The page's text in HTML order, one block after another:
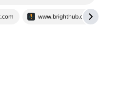
www.brighthub.com